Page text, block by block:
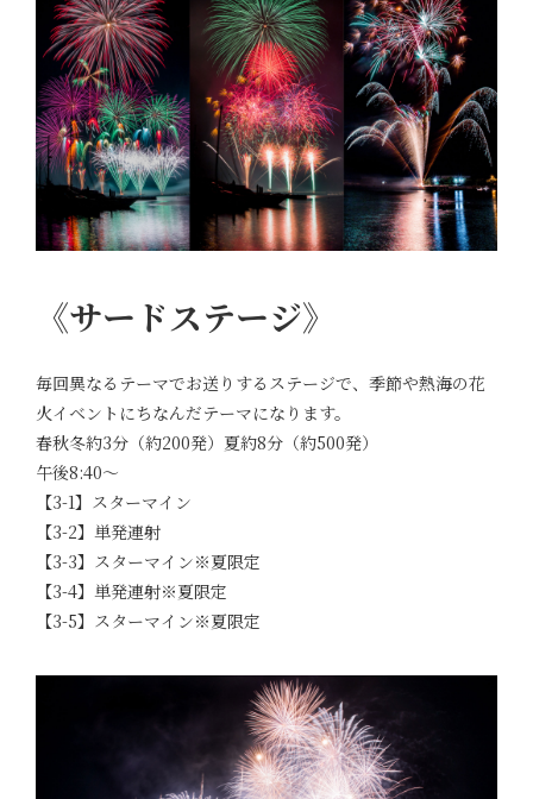
《サードステージ》
毎回異なるテーマでお送りするステージで、季節や熱海の花
火イベントにちなんだテーマになります。
春秋冬約3分（約200発）夏約8分（約500発）
午後8:40～
【3-1】スターマイン
【3-2】単発連射
【3-3】スターマイン※夏限定
【3-4】単発連射※夏限定
【3-5】スターマイン※夏限定